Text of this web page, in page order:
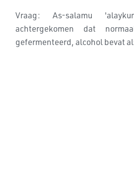
Vraag: As-salamu
achtergekomen dat
gefermenteerd, alcohol bevat